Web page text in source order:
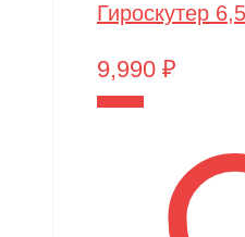
Гироскутер
9,990 ₽